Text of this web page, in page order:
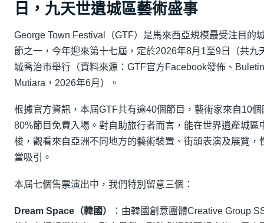
日，九天世遺城區藝術盛事
George Town Festival（GTF）是馬來西亞規模最受注目的
節之一，今年迎來第十七屆，定於2026年8月1至9日（共九
城喬治市舉行（資料來源：GTF官方Facebook發佈、Buletin
Mutiara，2026年6月）。
根據官方資訊，本屆GTF共有逾40個節目，藝術家來自10個
80%節目免費入場。對自助旅行者而言，能在世界遺產城區
梭，觀看來自亞洲不同地方的藝術裝置、街頭表演及展覽，
當吸引。
本屆七個售票演出中，我們特別留意三個：
Dream Space（韓國）
：由韓國創意團體Creative Group